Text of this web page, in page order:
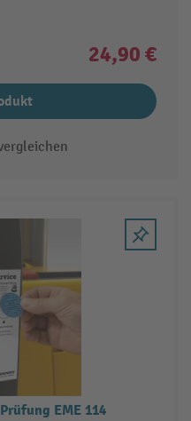
24,90 €
EME 114